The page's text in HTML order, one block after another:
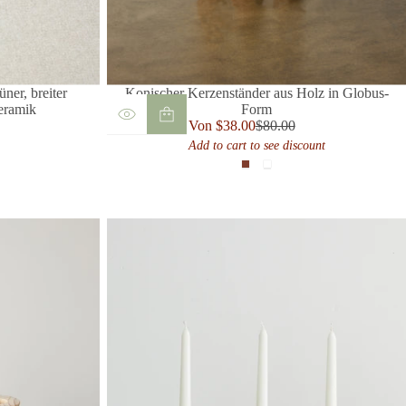
breiter
Konischer Kerzenständer aus Holz in Globus-
Form
Verkaufspreis
Von $38.00Regulärer
Preis
$80.00
Add to cart to see discount
Cognac